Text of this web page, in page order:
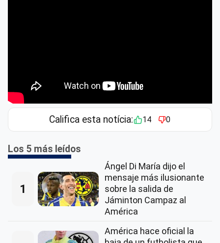
Califica esta notícia: 14 0
Los 5 más leídos
1
Ángel Di María dijo el
mensaje más ilusionante
sobre la salida de
Jáminton Campaz al
América
América hace oficial la